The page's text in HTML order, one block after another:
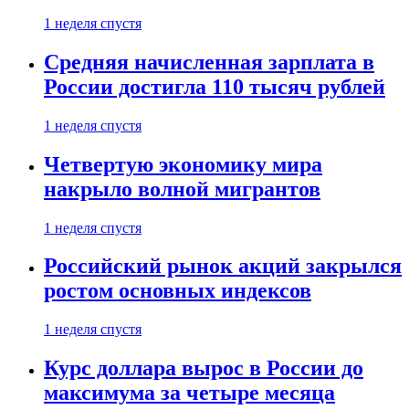
1 неделя спустя
Средняя начисленная зарплата в
России достигла 110 тысяч рублей
1 неделя спустя
Четвертую экономику мира
накрыло волной мигрантов
1 неделя спустя
Российский рынок акций закрылся
ростом основных индексов
1 неделя спустя
Курс доллара вырос в России до
максимума за четыре месяца